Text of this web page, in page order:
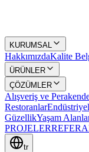
KURUMSAL
HakkımızdaKalite
ÜRÜNLER
ÇÖZÜMLER
Alışveriş ve
Restoranlar
GüzellikYaşam
PROJELER
tr